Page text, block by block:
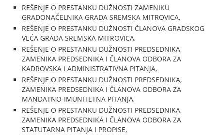
REŠENJE O PRESTANKU DUŽNOSTI ZAMENIKU
GRADONAČELNIKA GRADA SREMSKA MITROVICA,
REŠENJE O PRESTANKU DUŽNOSTI ČLANOVA GRADSKOG
VEĆA GRADA SREMSKA MITROVICA,
REŠENJE O PRESTANKU DUŽNOSTI PREDSEDNIKA,
ZAMENIKA PREDSEDNIKA I ČLANOVA ODBORA ZA
KADROVSKA I ADMINISTRATIVNA PITANJA,
REŠENJE O PRESTANKU DUŽNOSTI PREDSEDNIKA,
ZAMENIKA PREDSEDNIKA I ČLANOVA ODBORA ZA
MANDATNO-IMUNITETNA PITANJA,
REŠENJE O PRESTANKU DUŽNOSTI PREDSEDNIKA,
ZAMENIKA PREDSEDNIKA I ČLANOVA ODBORA ZA
STATUTARNA PITANJA I PROPISE,